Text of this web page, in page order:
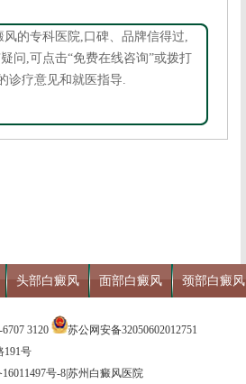
的专科医院,口碑、品牌信得过,
问,可点击“免费在线咨询”或拨打
诊疗意见和就医指导.
头部白癜风 面部白癜风 颈部白癜风
3120
苏公网安备32050602012751
191号
号-8苏州白癜风医院